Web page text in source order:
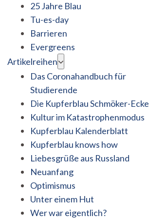
25 Jahre Blau
Tu-es-day
Barrieren
Evergreens
Artikelreihen
Das Coronahandbuch für
Studierende
Die Kupferblau Schmöker-Ecke
Kultur im Katastrophenmodus
Kupferblau Kalenderblatt
Kupferblau knows how
Liebesgrüße aus Russland
Neuanfang
Optimismus
Unter einem Hut
Wer war eigentlich?